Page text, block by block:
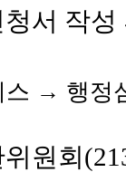
서 작
스 → 행
원회